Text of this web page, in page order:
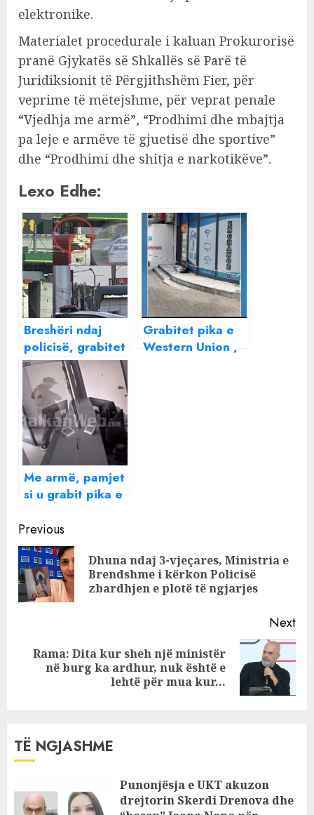
elektronike.
Materialet procedurale i kaluan Prokurorisë
pranë Gjykatës së Shkallës së Parë të
Juridiksionit të Përgjithshëm Fier, për
veprime të mëtejshme, për veprat penale
“Vjedhja me armë”, “Prodhimi dhe mbajtja
pa leje e armëve të gjuetisë dhe sportive”
dhe “Prodhimi dhe shitja e narkotikëve”.
Lexo Edhe:
Breshëri ndaj
policisë, grabitet
pika e
karburantit
Grabitet pika e
Western Union ,
Me armë, pamjet
si u grabit pika e
Autori mori para
sa deshi dhe iku
Continue
Reading
Previous
Dhuna ndaj 3-vjeçares, Ministria e
Brendshme i kërkon Policisë
zbardhjen e plotë të ngjarjes
Next
Next
Rama: Dita kur sheh një ministër
në burg ka ardhur, nuk është e
lehtë për mua kur…
TË NGJASHME
Punonjësja e UKT akuzon
drejtorin Skerdi Drenova dhe